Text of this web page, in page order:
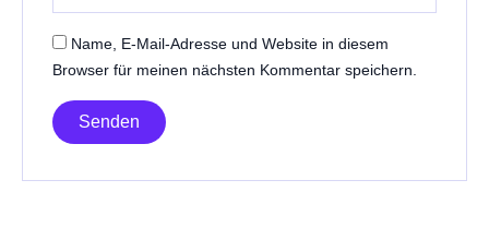
Name, E-Mail-Adresse und Website in diesem
Browser für meinen nächsten Kommentar speichern.